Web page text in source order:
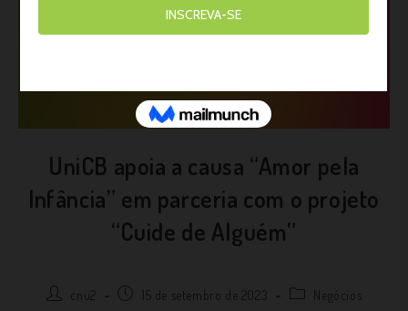
UniCB apoia a causa “Amor pela
Infância” em parceria com o projeto
“Cuide de Alguém”
cnu2 15 de setembro de 2023 Negócios